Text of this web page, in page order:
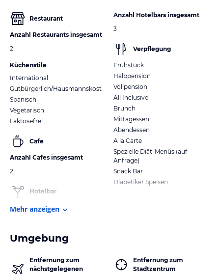
Restaurant
Anzahl Restaurants insgesamt
2
Küchenstile
International
Gutbürgerlich/Hausmannskost
Spanisch
Vegetarisch
Laktosefrei
Cafe
Anzahl Cafes insgesamt
2
Hotelbar
Anzahl Hotelbars insgesamt
3
Verpflegung
Frühstück
Halbpension
Vollpension
All Inclusive
Brunch
Mittagessen
Abendessen
A la Carte
Spezielle Diät-Menüs (auf
Anfrage)
Snack Bar
Diabetiker Speisen
Mehr anzeigen
Umgebung
Entfernung zum
nächstgelegenen
Entfernung zum
Stadtzentrum